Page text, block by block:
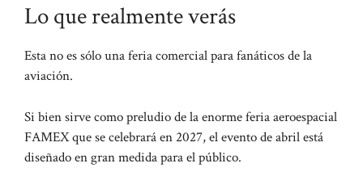
Lo que realmente verás
Esta no es sólo una feria comercial para fanáticos de la
aviación.
Si bien sirve como preludio de la enorme feria aeroespacial
FAMEX que se celebrará en 2027, el evento de abril está
diseñado en gran medida para el público.